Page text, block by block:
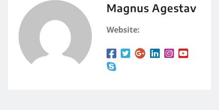
Magnus Agestav
Website: